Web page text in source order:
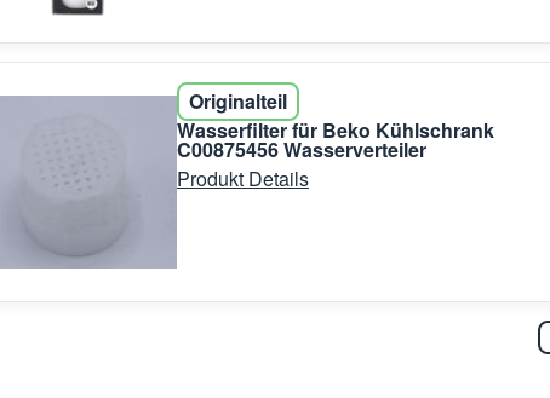
Originalteil
Wasserfilter für Beko Kühlschrank
C00875456 Wasserverteiler
Produkt Details